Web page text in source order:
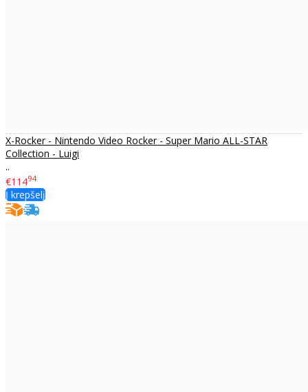
X-Rocker - Nintendo Video Rocker - Super Mario ALL-STAR
Collection - Luigi
..
€11494
Į krepšelį